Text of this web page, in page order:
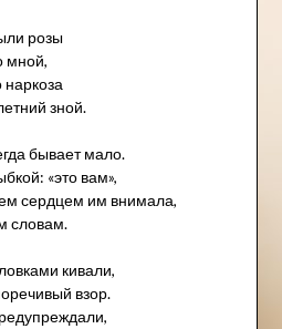
розы
мной,
наркоза
зной.
бывает мало.
«это вам»,
сердцем им внимала,
словам.
кивали,
взор.